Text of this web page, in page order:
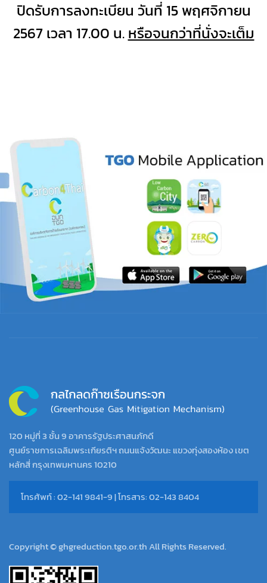
ปิดรับการลงทะเบียน วันที่ 15 พฤศจิกายน
2567 เวลา 17.00 น. หรือจนกว่าที่นั่งจะเต็ม
120 หมู่ที่ 3 ชั้น 9 อาคารรัฐประศาสนภักดี
ศูนย์ราชการเฉลิมพระเกียรติฯ ถนนแจ้งวัฒนะ แขวงทุ่งสองห้อง เขต
หลักสี่ กรุงเทพมหานคร 10210
โทรศัพท์ : 02-141 9841-9 | โทรสาร: 02-143 8404
Copyright © ghgreduction.tgo.or.th All Rights Reserved.